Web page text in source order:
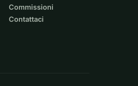
Commissioni
Contattaci